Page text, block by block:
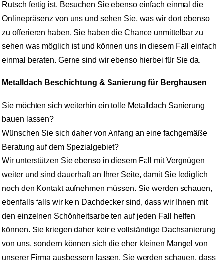
Rutsch fertig ist. Besuchen Sie ebenso einfach einmal die
Onlinepräsenz von uns und sehen Sie, was wir dort ebenso
zu offerieren haben. Sie haben die Chance unmittelbar zu
sehen was möglich ist und können uns in diesem Fall einfach
einmal beraten. Gerne sind wir ebenso hierbei für Sie da.
Metalldach Beschichtung & Sanierung für Berghausen
Sie möchten sich weiterhin ein tolle Metalldach Sanierung
bauen lassen?
Wünschen Sie sich daher von Anfang an eine fachgemäße
Beratung auf dem Spezialgebiet?
Wir unterstützen Sie ebenso in diesem Fall mit Vergnügen
weiter und sind dauerhaft an Ihrer Seite, damit Sie lediglich
noch den Kontakt aufnehmen müssen. Sie werden schauen,
ebenfalls falls wir kein Dachdecker sind, dass wir Ihnen mit
den einzelnen Schönheitsarbeiten auf jeden Fall helfen
können. Sie kriegen daher keine vollständige Dachsanierung
von uns, sondern können sich die eher kleinen Mangel von
unserer Firma ausbessern lassen. Sie werden schauen, dass